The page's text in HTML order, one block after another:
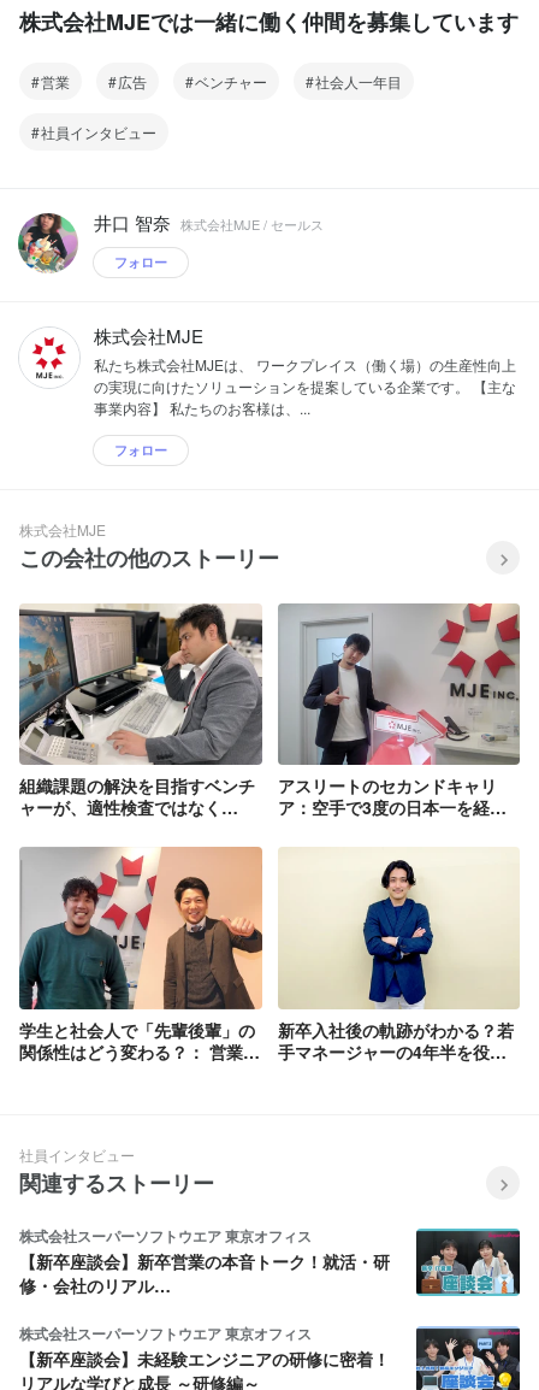
株式会社MJEでは一緒に働く仲間を募集しています
営業 広告 ベンチャー 社会人一年目
社員インタビュー
井口 智奈 株式会社MJE / セールス
フォロー
株式会社MJE
私たち株式会社MJEは、 ワークプレイス（働く場）の生産性向上
の実現に向けたソリューションを提案している企業です。 【主な
事業内容】 私たちのお客様は、...
フォロー
株式会社MJE
この会社の他のストーリー
組織課題の解決を目指すベンチ
ャーが、適性検査ではなく
アスリートのセカンドキャリ
ア：空手で3度の日本一を経験
学生と社会人で「先輩後輩」の
関係性はどう変わる？： 営業部
新卒入社後の軌跡がわかる？若
手マネージャーの4年半を役職
社員インタビュー
関連するストーリー
株式会社スーパーソフトウエア 東京オフィス
【新卒座談会】新卒営業の本音トーク！就活・研
修・会社のリアル…
株式会社スーパーソフトウエア 東京オフィス
【新卒座談会】未経験エンジニアの研修に密着！
リアルな学びと成長 ～研修編～